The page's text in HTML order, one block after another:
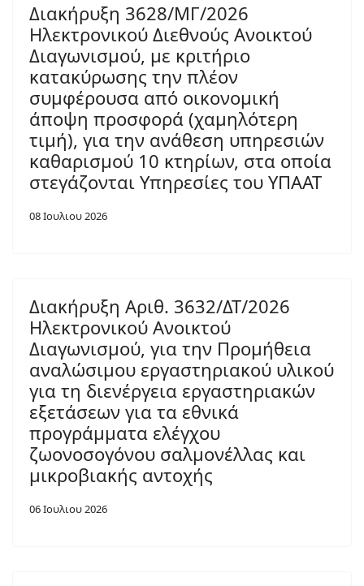
Διακήρυξη 3628/ΜΓ/2026
Ηλεκτρονικού Διεθνούς Ανοικτού
Διαγωνισμού, με κριτήριο
κατακύρωσης την πλέον
συμφέρουσα από οικονομική
άποψη προσφορά (χαμηλότερη
τιμή), για την ανάθεση υπηρεσιών
καθαρισμού 10 κτηρίων, στα οποία
στεγάζονται Υπηρεσίες του ΥΠΑΑΤ
08 Ιουλιου 2026
Διακήρυξη Αριθ. 3632/ΔΤ/2026
Ηλεκτρονικού Ανοικτού
Διαγωνισμού, για την Προμήθεια
αναλώσιμου εργαστηριακού υλικού
για τη διενέργεια εργαστηριακών
εξετάσεων για τα εθνικά
προγράμματα ελέγχου
ζωονοσογόνου σαλμονέλλας και
μικροβιακής αντοχής
06 Ιουλιου 2026